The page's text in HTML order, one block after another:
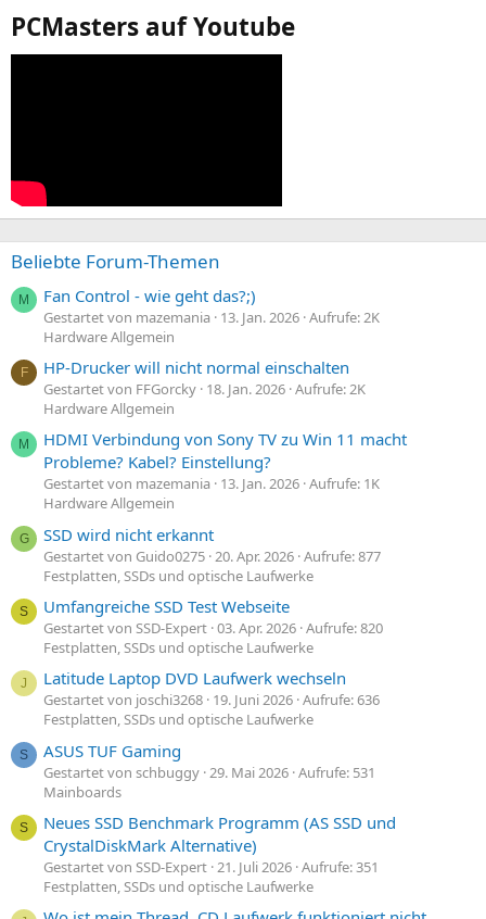
PCMasters auf Youtube
Beliebte Forum-Themen
M Fan Control - wie geht das?;)
Gestartet von mazemania 13. Jan. 2026 Aufrufe: 2K
Hardware Allgemein
F HP-Drucker will nicht normal einschalten
Gestartet von FFGorcky 18. Jan. 2026 Aufrufe: 2K
Hardware Allgemein
M
HDMI Verbindung von Sony TV zu Win 11 macht
Probleme? Kabel? Einstellung?
Gestartet von mazemania 13. Jan. 2026 Aufrufe: 1K
Hardware Allgemein
G SSD wird nicht erkannt
Gestartet von Guido0275 20. Apr. 2026 Aufrufe: 877
Festplatten, SSDs und optische Laufwerke
S Umfangreiche SSD Test Webseite
Gestartet von SSD-Expert 03. Apr. 2026 Aufrufe: 820
Festplatten, SSDs und optische Laufwerke
J Latitude Laptop DVD Laufwerk wechseln
Gestartet von joschi3268 19. Juni 2026 Aufrufe: 636
Festplatten, SSDs und optische Laufwerke
S ASUS TUF Gaming
Gestartet von schbuggy 29. Mai 2026 Aufrufe: 531
Mainboards
S
Neues SSD Benchmark Programm (AS SSD und
CrystalDiskMark Alternative)
Gestartet von SSD-Expert 21. Juli 2026 Aufrufe: 351
Festplatten, SSDs und optische Laufwerke